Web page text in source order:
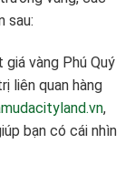
sau:
giá vàng Phú Quý
liên quan hàng
,
bạn có cái nhìn